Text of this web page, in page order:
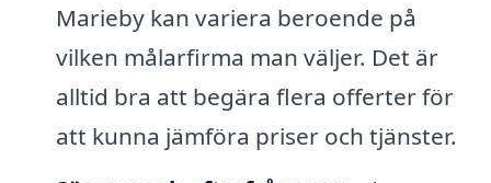
Marieby kan variera beroende på
vilken målarfirma man väljer. Det är
alltid bra att begära flera offerter för
att kunna jämföra priser och tjänster.